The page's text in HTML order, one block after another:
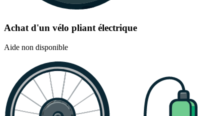
Achat d'un vélo pliant électrique
Aide non disponible